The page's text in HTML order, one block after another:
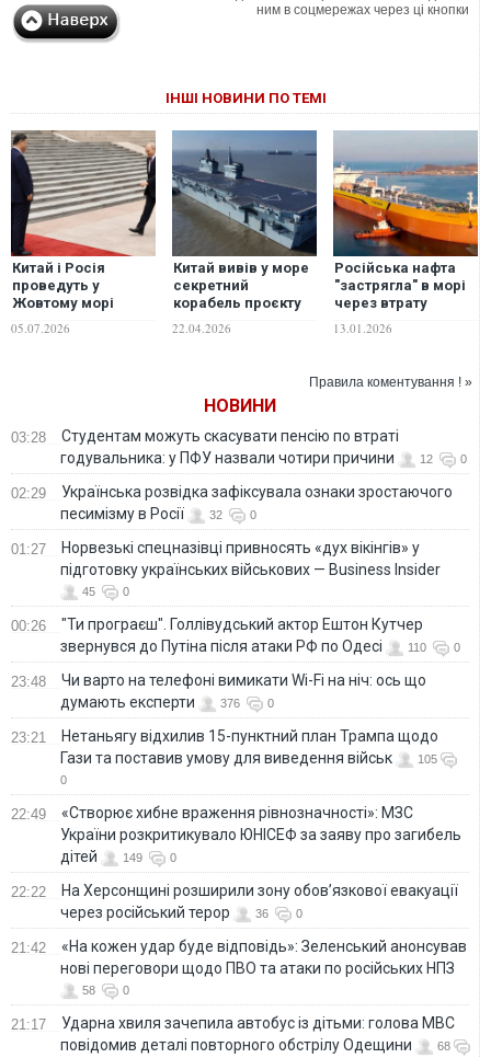
ним в соцмережах через ці кнопки
ІНШІ НОВИНИ ПО ТЕМІ
Китай і Росія
проведуть у
Жовтому морі
морські навчання
05.07.2026
Китай вивів у море
секретний
корабель проєкту
22.04.2026
Російська нафта
"застрягла" в морі
через втрату
- Bloomberg
13.01.2026
Правила коментування ! »
НОВИНИ
03:28
Студентам можуть скасувати пенсію по втраті
годувальника: у ПФУ назвали чотири причини
12 0
02:29
Українська розвідка зафіксувала ознаки зростаючого
песимізму в Росії
32 0
01:27
Норвезькі спецназівці привносять «дух вікінгів» у
підготовку українських військових — Business Insider
45 0
00:26
"Ти програєш". Голлівудський актор Ештон Кутчер
звернувся до Путіна після атаки РФ по Одесі
110 0
23:48
Чи варто на телефонi вимикати Wi-Fi на ніч: ось що
думають експерти
376 0
23:21
Нетаньягу відхилив 15-пунктний план Трампа щодо
Гази та поставив умову для виведення військ
105
0
22:49
«Створює хибне враження рівнозначності»: МЗС
України розкритикувало ЮНІСЕФ за заяву про загибель
дітей
149 0
22:22
На Херсонщині розширили зону обов’язкової евакуації
через російський терор
36 0
21:42
«На кожен удар буде відповідь»: Зеленський анонсував
нові переговори щодо ПВО та атаки по російських НПЗ
58 0
21:17
Ударна хвиля зачепила автобус із дітьми: голова МВС
повідомив деталі повторного обстрілу Одещини
68